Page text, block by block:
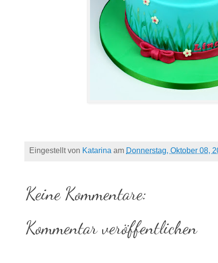
Eingestellt von Katarina am Donnerstag, Oktober 08,
Keine Kommentare:
Kommentar veröffentlichen